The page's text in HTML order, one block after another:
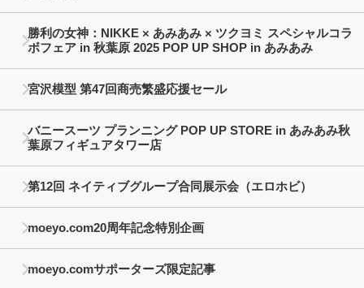
勝利の女神：NIKKE × あみあみ × ツクヨミ スペシャルコラ
ボフェア in 秋葉原 2025 POP UP SHOP in あみあみ
宮沢模型 第47回商売繁盛応援セール
バニースーツ プランニング POP UP STORE in あみあみ秋
葉原フィギュアタワー店
第12回 ネイティブグループ合同展示会（エロホビ）
moeyo.com20周年記念特別企画
moeyo.comサポーターズ限定記事